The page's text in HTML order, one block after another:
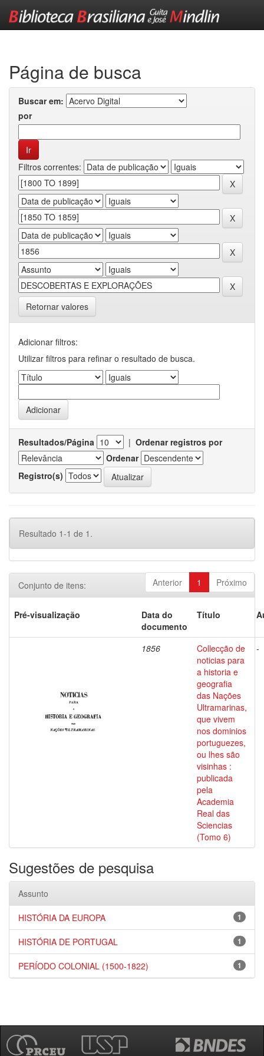
Página de busca
Buscar em:
por
Filtros correntes:
Retornar valores
Adicionar filtros:
Utilizar filtros para refinar o resultado de busca.
Resultados/Página | Ordenar registros por
Ordenar
Registro(s)
Resultado 1-1 de 1.
Anterior 1 Próximo
Conjunto de itens:
Pré-visualização
Data do
documento
Título
1856
Collecção de
noticias para
a historia e
geografia
das Nações
Ultramarinas,
que vivem
nos dominios
portuguezes,
ou lhes são
visinhas :
publicada
pela
Academia
Real das
Sciencias
(Tomo 6)
-
Sugestões de pesquisa
Assunto
1
HISTÓRIA DA EUROPA
1
HISTÓRIA DE PORTUGAL
1
PERÍODO COLONIAL (1500-1822)